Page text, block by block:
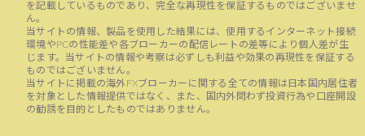
を記載しているものであり、完全な再現性を保証するものではございませ
ん。
当サイトの情報、製品を使用した結果には、使用するインターネット接続
環境やPCの性能差や各ブローカーの配信レートの差等により個人差が生
じます。当サイトの情報や考察は必ずしも利益や効果の再現性を保証する
ものではございません。
当サイトに掲載の海外FXブローカーに関する全ての情報は日本国内居住者
を対象とした情報提供ではなく、また、国内外問わず投資行為や口座開設
の勧誘を目的としたものではありません。